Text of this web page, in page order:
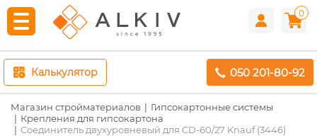
0
Калькулятор 050 201-80-92
Магазин стройматериалов
Гипсокартонные системы
Крепления для гипсокартона
Соединитель двухуровневый для CD-60/27 Knauf (3446)